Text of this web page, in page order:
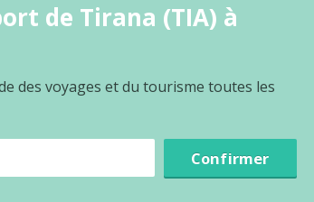
de Tirana (TIA) à
des voyages et du tourisme toutes les
Confirmer